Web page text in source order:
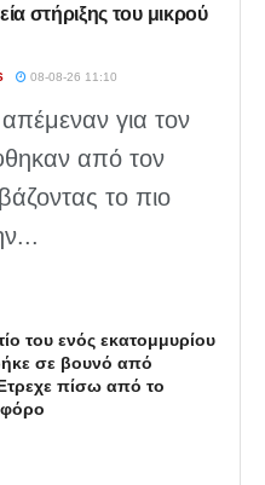
στήριξης του μικρού
08-08-26 11:10
για τον
από τον
το πιο
του ενός εκατομμυρίου
σε βουνό από
πίσω από το